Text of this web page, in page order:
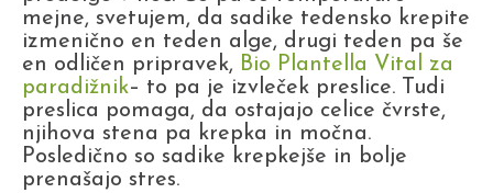
mejne, svetujem, da sadike tedensko krepite
izmenično en teden alge, drugi teden pa še
en odličen pripravek, Bio Plantella Vital za
paradižnik– to pa je izvleček preslice. Tudi
preslica pomaga, da ostajajo celice čvrste,
njihova stena pa krepka in močna.
Posledično so sadike krepkejše in bolje
prenašajo stres.